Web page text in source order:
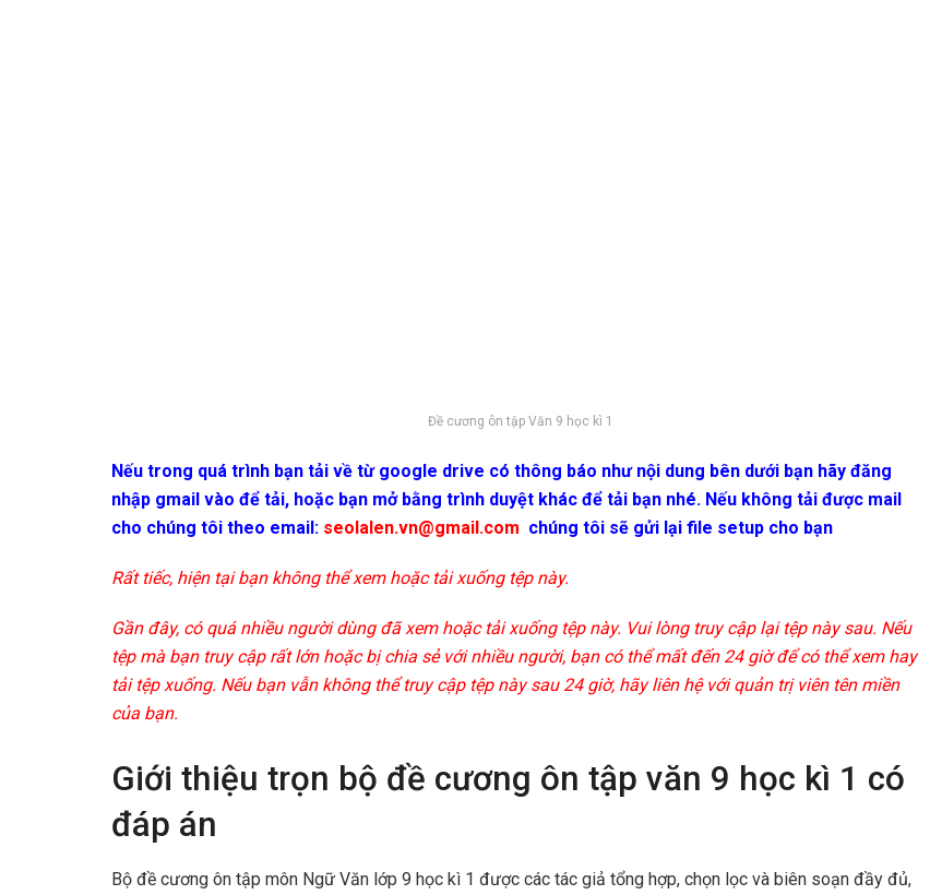
Đề cương ôn tập Văn 9 học kì 1
Nếu trong quá trình bạn tải về từ google drive có thông báo như nội dung bên dưới bạn hãy đăng
nhập gmail vào để tải, hoặc bạn mở bằng trình duyệt khác để tải bạn nhé. Nếu không tải được mail
cho chúng tôi theo email: seolalen.vn@gmail.com chúng tôi sẽ gửi lại file setup cho bạn
Rất tiếc, hiện tại bạn không thể xem hoặc tải xuống tệp này.
Gần đây, có quá nhiều người dùng đã xem hoặc tải xuống tệp này. Vui lòng truy cập lại tệp này sau. Nếu
tệp mà bạn truy cập rất lớn hoặc bị chia sẻ với nhiều người, bạn có thể mất đến 24 giờ để có thể xem hay
tải tệp xuống. Nếu bạn vẫn không thể truy cập tệp này sau 24 giờ, hãy liên hệ với quản trị viên tên miền
của bạn.
Giới thiệu trọn bộ đề cương ôn tập văn 9 học kì 1 có
đáp án
Bộ đề cương ôn tập môn Ngữ Văn lớp 9 học kì 1 được các tác giả tổng hợp, chọn lọc và biên soạn đầy đủ,